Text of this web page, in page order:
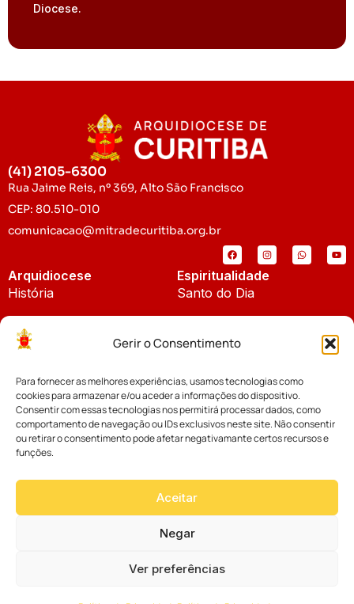
Gerir o Consentimento
Para fornecer as melhores experiências, usamos tecnologias como
cookies para armazenar e/ou aceder a informações do dispositivo.
Consentir com essas tecnologias nos permitirá processar dados, como
comportamento de navegação ou IDs exclusivos neste site. Não consentir
ou retirar o consentimento pode afetar negativamante certos recursos e
funções.
Aceitar
Negar
Ver preferências
Diocese.
(41) 2105-6300
Rua Jaime Reis, nº 369, Alto São Francisco
CEP: 80.510-010
comunicacao@mitradecuritiba.org.br
Arquidiocese
História
Padroeira
Espiritualidade
Santo do Dia
Notícias
Notícias da Arquidiocese
Notícias Cáritas
Palavra dos Bispos
Cúria Diocesana
Fundo Diocesano
Vicariatos da Educação
Eventos